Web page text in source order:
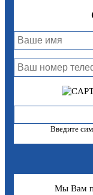
Введите
Мы Вам